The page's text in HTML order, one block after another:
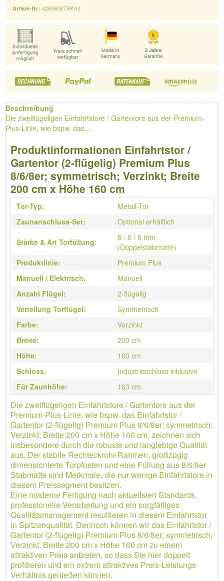
Artikel-Nr.: 4260608739511
Beschreibung
Die zweiflügeligen Einfahrtstore / Gartentore aus der Premium-
Plus-Linie, wie bspw. das...
Produktinformationen Einfahrtstor /
Gartentor (2-flügelig) Premium Plus
8/6/8er; symmetrisch; Verzinkt; Breite
200 cm x Höhe 160 cm
Tor-Typ:
Metall-Tor
Zaunanschluss-Set:
Optional erhältlich
Stärke & Art Torfüllung:
8 / 6 / 8 mm
(Doppelstabmatte)
Produktlinie:
Premium Plus
Manuell / Elektrisch:
Manuell
Anzahl Flügel:
2-flügelig
Verteilung Torflügel:
Symmetrisch
Farbe:
Verzinkt
Breite:
200 cm
Höhe:
160 cm
Schloss:
Industrieschloss inklusive
Für Zaunhöhe:
163 cm
Die zweiflügeligen Einfahrtstore / Gartentore aus der
Premium-Plus-Linie, wie bspw. das Einfahrtstor /
Gartentor (2-flügelig) Premium Plus 8/6/8er; symmetrisch;
Verzinkt; Breite 200 cm x Höhe 160 cm, zeichnen sich
insbesondere durch die robuste und langlebige Qualität
aus. Der stabile Rechteckrohr-Rahmen, großzügig
dimensionierte Torpfosten und eine Füllung aus 8/6/8er
Stabmatte sind Merkmale, die nur wenige Einfahrtstore in
diesem Preissegment besitzen.
Eine moderne Fertigung nach aktuellsten Standards,
professionelle Verarbeitung und ein sorgfältiges
Qualitätsmanagement resultieren in diesem Einfahrtstor
in Spitzenqualität. Dennoch können wir das Einfahrtstor /
Gartentor (2-flügelig) Premium Plus 8/6/8er; symmetrisch;
Verzinkt; Breite 200 cm x Höhe 160 cm zu einem
attraktiven Preis anbieten, so dass Sie hier doppelt
profitieren und ein extrem attraktives Preis-Leistungs-
Verhältnis genießen können.